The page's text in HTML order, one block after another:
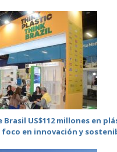
US$112 millones en
en innovación y